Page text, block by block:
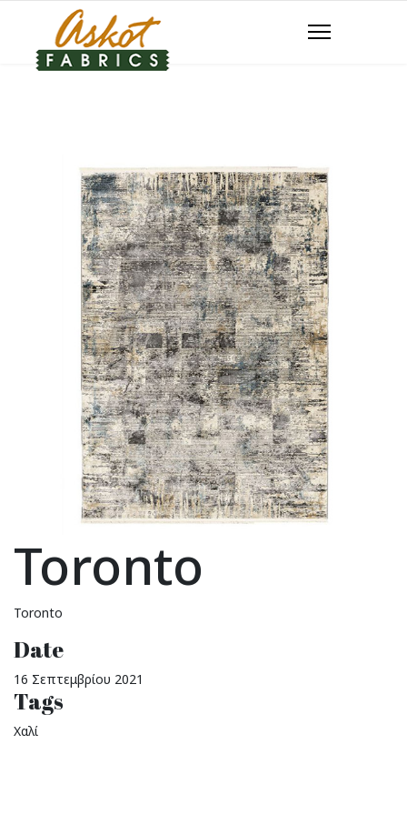
Toronto
Toronto
Date
16 Σεπτεμβρίου 2021
Tags
Χαλί